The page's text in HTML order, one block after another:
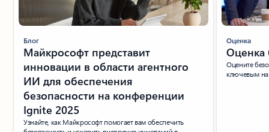
Блог
Майкрософт представит
инновации в области агентного
ИИ для обеспечения
безопасности на конференции
Ignite 2025
Узнайте, как Майкрософт помогает вам обеспечить
Оценка
Оценка
Оцените
ключевым